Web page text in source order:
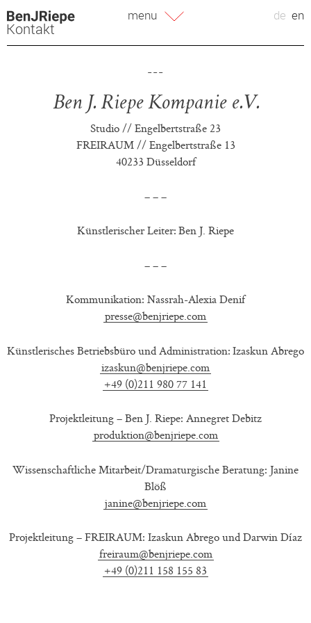
Zum
Inhalt
Kontakt
de en
menu
Ben J. Riepe Kompanie e.V.
Studio // Engelbertstraße 23
FREIRAUM // Engelbertstraße 13
40233 Düsseldorf
– – –
Künstlerischer Leiter: Ben J. Riepe
– – –
Kommunikation: Nassrah-Alexia Denif
presse@benjriepe.com
Künstlerisches Betriebsbüro und Administration: Izaskun Abrego
izaskun@benjriepe.com
+49 (0)211 980 77 141
Projektleitung – Ben J. Riepe: Annegret Debitz
produktion@benjriepe.com
Wissenschaftliche Mitarbeit/Dramaturgische Beratung: Janine
Blöß
janine@benjriepe.com
Projektleitung – FREIRAUM: Izaskun Abrego und Darwin Díaz
freiraum@benjriepe.com
+49 (0)211 158 155 83